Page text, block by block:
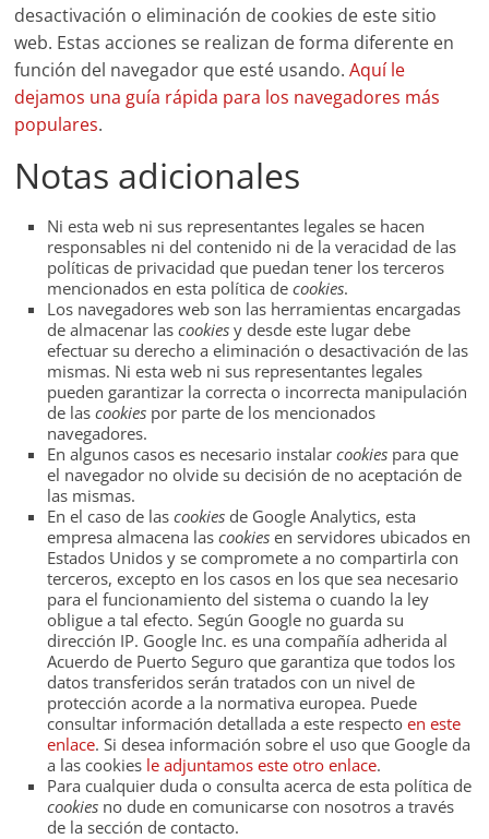
desactivación o eliminación de cookies de este sitio
web. Estas acciones se realizan de forma diferente en
función del navegador que esté usando.Aquí le
dejamos una guía rápida para los navegadores más
populares.
Notas adicionales
Ni esta web ni sus representantes legales se hacen
responsables ni del contenido ni de la veracidad de las
políticas de privacidad que puedan tener los terceros
mencionados en esta política decookies.
Los navegadores web son las herramientas encargadas
de almacenar lascookies y desde este lugar debe
efectuar su derecho a eliminación o desactivación de las
mismas. Ni esta web ni sus representantes legales
pueden garantizar la correcta o incorrecta manipulación
de lascookies por parte de los mencionados
navegadores.
En algunos casos es necesario instalarcookies para que
el navegador no olvide su decisión de no aceptación de
las mismas.
En el caso de lascookies de Google Analytics, esta
empresa almacena lascookies en servidores ubicados en
Estados Unidos y se compromete a no compartirla con
terceros, excepto en los casos en los que sea necesario
para el funcionamiento del sistema o cuando la ley
obligue a tal efecto. Según Google no guarda su
dirección IP. Google Inc. es una compañía adherida al
Acuerdo de Puerto Seguro que garantiza que todos los
datos transferidos serán tratados con un nivel de
protección acorde a la normativa europea. Puede
consultar información detallada a este respectoen este
enlace. Si desea información sobre el uso que Google da
a las cookies le adjuntamos este otro enlace.
Para cualquier duda o consulta acerca de esta política de
cookies no dude en comunicarse con nosotros a través
de la sección de contacto.